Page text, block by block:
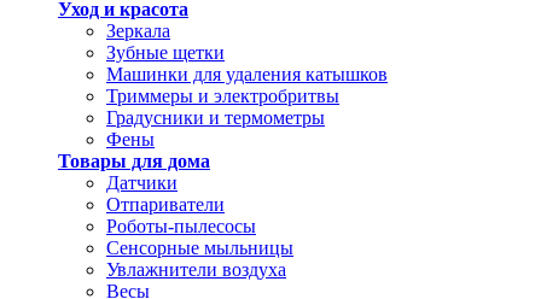
Уход и красота
Зеркала
Зубные щетки
Машинки для удаления катышков
Триммеры и электробритвы
Градусники и термометры
Фены
Товары для дома
Датчики
Отпариватели
Роботы-пылесосы
Сенсорные мыльницы
Увлажнители воздуха
Весы